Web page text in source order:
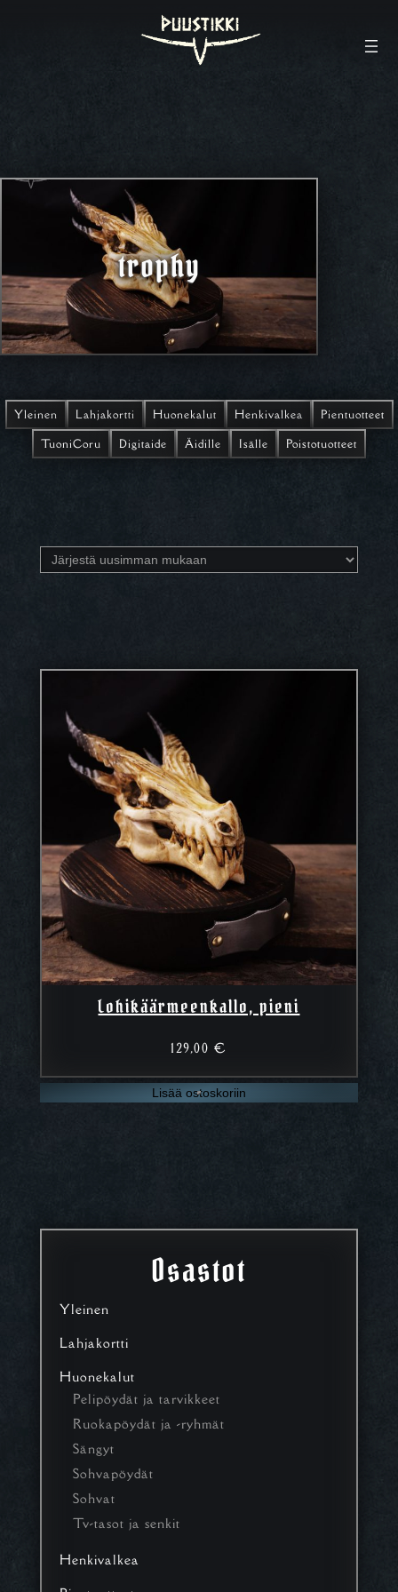
trophy
Yleinen Lahjakortti Huonekalut Henkivalkea
Pientuotteet
TuoniCoru
Digitaide Äidille Isälle Poistotuotteet
Osastot
Yleinen
Lahjakortti
Huonekalut
Pelipöydät ja tarvikkeet
Ruokapöydät ja -ryhmät
Sängyt
Sohvapöydät
Sohvat
Tv-tasot ja senkit
Henkivalkea
Lohikäärmeenkallo, pieni
129,00 €
Lisää ostoskoriin